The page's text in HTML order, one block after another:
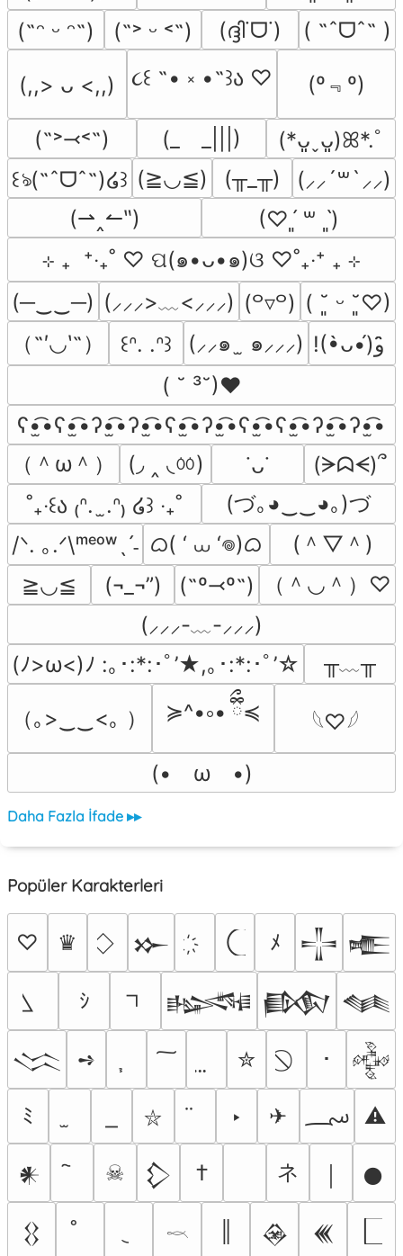
(˶ᵔ ᵕ ᵔ˶)
(˶˃ ᵕ ˂˶) (ദ്ദി˙ᗜ˙) ( ˶ˆᗜˆ˵ )
(,,> ᴗ <,,) ૮꒰ ˶• ༝ •˶꒱ა ♡ (º﹃º)
(˶˃⤙˂˶) (_　_|||)
(*ᴗ͈ˬᴗ͈)ꕤ*.ﾟ
꒰ঌ(˶ˆᗜˆ˵)໒꒱ (≧◡≦) (╥_╥)
(⸝⸝´꒳`⸝⸝)
(⇀‸↼‶)
(♡ˊ͈ ꒳ ˋ͈)
⊹ ₊  ⁺‧₊˚ ♡ ପ(๑•ᴗ•๑)ଓ ♡˚₊‧⁺ ₊ ⊹
(─‿‿─) (⸝⸝⸝>﹏<⸝⸝⸝) (꒪▿꒪) ( ˘͈ ᵕ ˘͈♡)
（˶′◡‵˶）
꒰ᐢ. .ᐢ꒱ (⸝⸝๑  ̫ ๑⸝⸝⸝)
( ˘ ³˘)♥
ʕ•̫͡•ʕ•̫͡•ʔ•̫͡•ʔ•̫͡•ʕ•̫͡•ʔ•̫͡•ʕ•̫͡•ʕ•̫͡•ʔ•̫͡•ʔ•̫͡•
（＾ω＾）
(◞ ‸ ◟ㆀ) ˙ᴗ˙
(ᗒᗣᗕ)՞
˚₊‧꒰ა ₍ᐢ.  ̫.ᐢ₎ ໒꒱ ‧₊˚
(づ｡◕‿‿◕｡)づ
/ᐠ. ｡.ᐟ\ᵐᵉᵒʷˎˊ˗ ᜊ( ‘ ⩊ ‘𖦹)ᜊ
(＾▽＾)
≧◡≦
(¬_¬”) (˶º⤙º˶)
（＾◡＾）♡
(⸝⸝⸝-﹏-⸝⸝⸝)
(ﾉ>ω<)ﾉ :｡･:*:･ﾟ’★,｡･:*:･ﾟ’☆
╥﹏╥
（｡>‿‿<｡ ） ≽^•༚• ྀིྀ≼
𓆩♡𓆪
(•　ω　•)
Daha Fazla İfade ▸▸
Popüler Karakterleri
♡ ♛ 𒁍 ﾒ 𒋲 𒍫
ｼ 𒈙 𒁃 𒈝
𒈱 ➺ ✮ ･ 𒅒
ﾐ ⛥ ‣ ✈ ؄ ⚠
𒀭 ☠ 𒁷 † ネ 𒊹
𒌐 𓎖 𒊲 𒌍